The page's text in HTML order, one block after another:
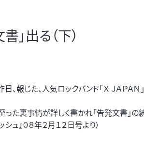
」出る（下）
報じた、人気ロックバンド「Ｘ ＪＡＰＡ
った裏事情が詳しく書かれ「告発文書」の続
シュ』０８年２月１２日号より）